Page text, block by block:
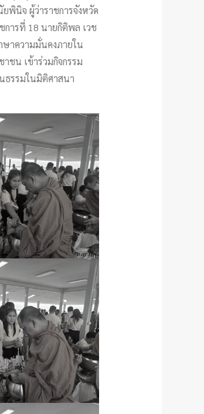
พินิจ ผู้ว่าราชการจังหวัด
การที่ 18 นายกิติพล เวช
ษาความมั่นคงภายใน
ชน เข้าร่วมกิจกรรม
รรมในมิติศาสนา